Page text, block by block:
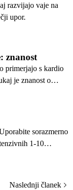
razvijajo vaje na
upor.
znanost
primerjajo s kardio
je znanost o
sorazmerno
1-10
Naslednji članek